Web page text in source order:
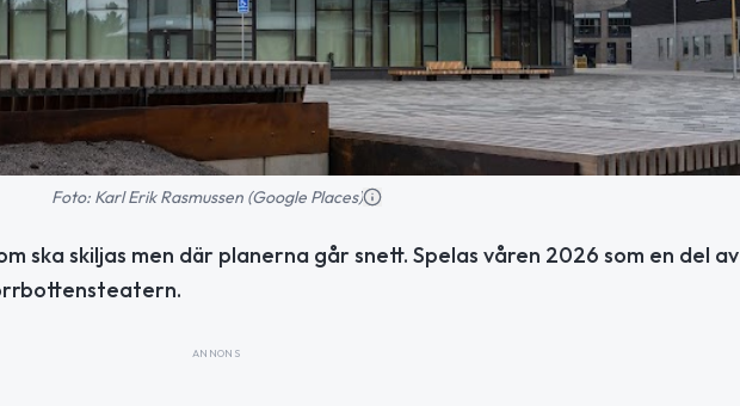
Foto: Karl Erik Rasmussen (Google Places)
ska skiljas men där planerna går snett. Spelas våren 2026 som en del av
ANNONS